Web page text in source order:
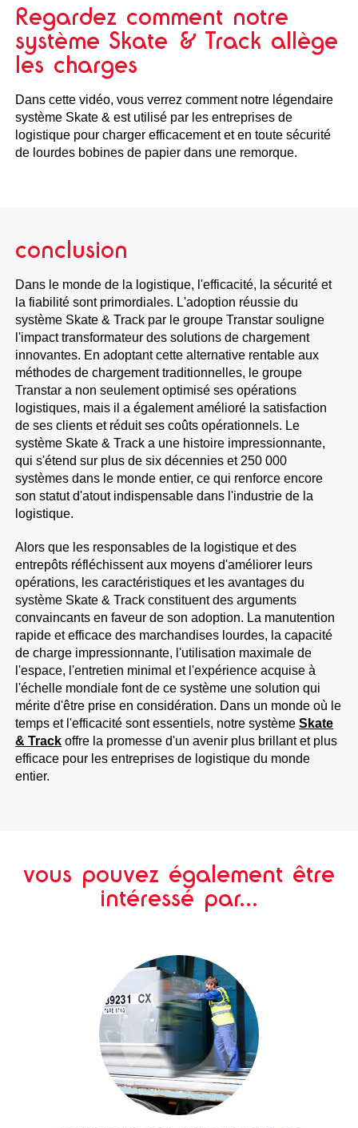
Regardez comment notre
système Skate & Track allège
les charges
Dans cette vidéo, vous verrez comment notre légendaire
système Skate & est utilisé par les entreprises de
logistique pour charger efficacement et en toute sécurité
de lourdes bobines de papier dans une remorque.
conclusion
Dans le monde de la logistique, l'efficacité, la sécurité et
la fiabilité sont primordiales. L'adoption réussie du
système Skate & Track par le groupe Transtar souligne
l'impact transformateur des solutions de chargement
innovantes. En adoptant cette alternative rentable aux
méthodes de chargement traditionnelles, le groupe
Transtar a non seulement optimisé ses opérations
logistiques, mais il a également amélioré la satisfaction
de ses clients et réduit ses coûts opérationnels. Le
système Skate & Track a une histoire impressionnante,
qui s'étend sur plus de six décennies et 250 000
systèmes dans le monde entier, ce qui renforce encore
son statut d'atout indispensable dans l'industrie de la
logistique.
Alors que les responsables de la logistique et des
entrepôts réfléchissent aux moyens d'améliorer leurs
opérations, les caractéristiques et les avantages du
système Skate & Track constituent des arguments
convaincants en faveur de son adoption. La manutention
rapide et efficace des marchandises lourdes, la capacité
de charge impressionnante, l'utilisation maximale de
l'espace, l'entretien minimal et l'expérience acquise à
l'échelle mondiale font de ce système une solution qui
mérite d'être prise en considération. Dans un monde où le
temps et l'efficacité sont essentiels, notre systèmeSkate
& Track offre la promesse d'un avenir plus brillant et plus
efficace pour les entreprises de logistique du monde
entier.
vous pouvez également être
intéressé par...